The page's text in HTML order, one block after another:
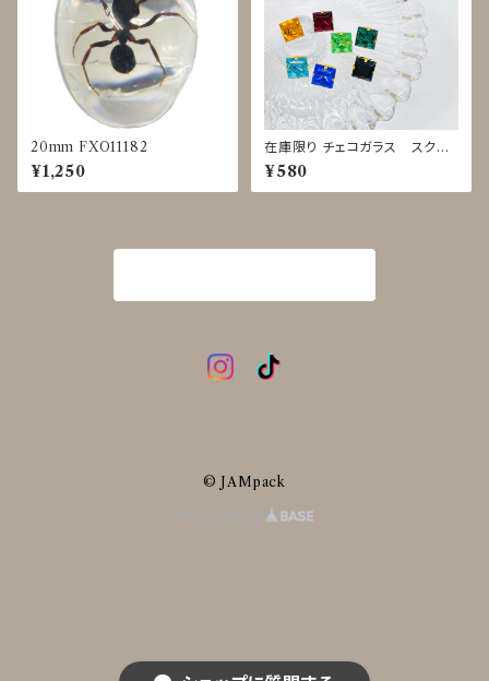
20mm FXO11182
¥1,250
在庫限り チェコガラス スクエ
アボタン◇17mm
¥580
© JAMpack
Powered by